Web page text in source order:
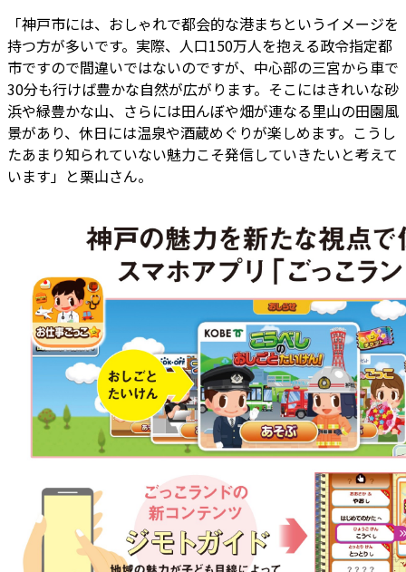
「神戸市には、おしゃれで都会的な港まちというイメージを
持つ方が多いです。実際、人口150万人を抱える政令指定都
市ですので間違いではないのですが、中心部の三宮から車で
30分も行けば豊かな自然が広がります。そこにはきれいな砂
浜や緑豊かな山、さらには田んぼや畑が連なる里山の田園風
景があり、休日には温泉や酒蔵めぐりが楽しめます。こうし
たあまり知られていない魅力こそ発信していきたいと考えて
います」と栗山さん。